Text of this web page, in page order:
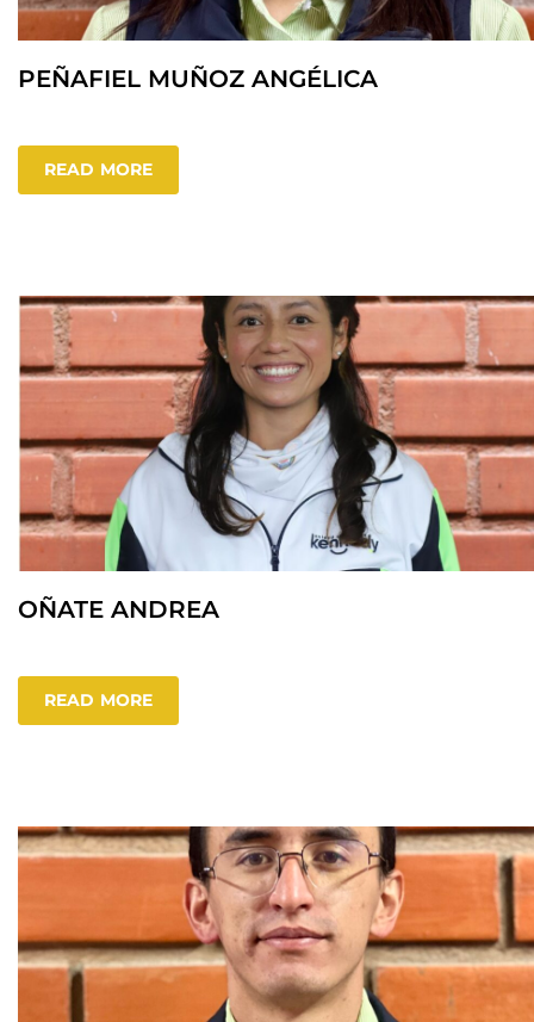
PEÑAFIEL MUÑOZ ANGÉLICA
READ MORE
OÑATE ANDREA
READ MORE